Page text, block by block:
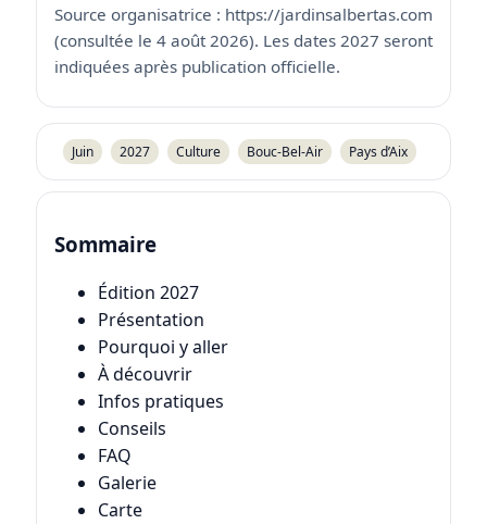
Source organisatrice : https://jardinsalbertas.com
(consultée le 4 août 2026). Les dates 2027 seront
indiquées après publication officielle.
Juin 2027 Culture Bouc-Bel-Air Pays d’Aix
Sommaire
Édition 2027
Présentation
Pourquoi y aller
À découvrir
Infos pratiques
Conseils
FAQ
Galerie
Carte